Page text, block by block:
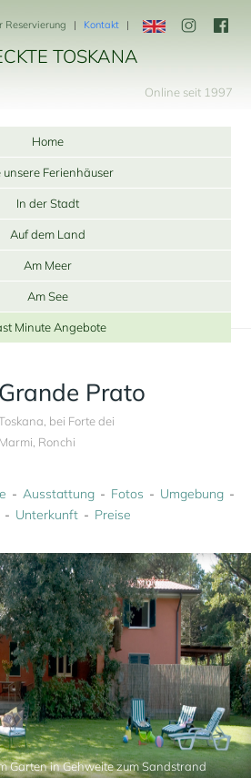
TOSKANA
Reservierung Kontakt
Online seit 1997
Home
unsere Ferienhäuser
In der Stadt
Auf dem Land
Am Meer
Am See
Minute Angebote
Grande Prato
bei Forte dei
Marmi, Ronchi
Ausstattung Fotos
Umgebung
Unterkunft Preise
Garten in Gehweite zum Sandstrand